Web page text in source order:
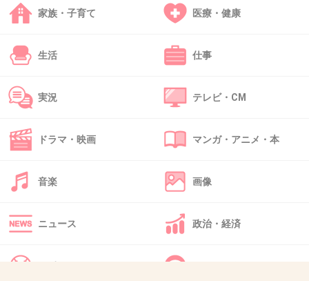
www.hor.jp
ハウスオブローゼ公式オンラインショップ本店/アロマルセット ボディウォ
り） 350mL(PG&WG)のページです。
リィリィ フルーツキャンディバーソープ
b） 80g
www.hor.jp
やさしいグリセリン石けんです。中のフルーツも全て石けんでできてお
り、洗顔にもお使いいただけます。泡立ちがよく、うるおいを残しながら
家族・子育て 医療・健康
生活 仕事
実況 テレビ・CM
ドラマ・映画 マンガ・アニメ・本
音楽 画像
ニュース 政治・経済